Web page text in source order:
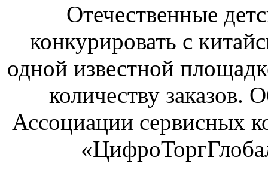
Отечественные
конкурировать с
одной известной
количеству заказов.
Ассоциации сервисных